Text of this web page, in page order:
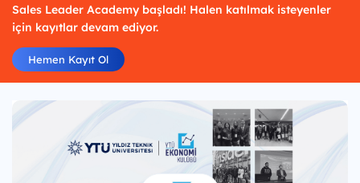
Sales Leader Academy başladı! Halen katılmak isteyenler
için kayıtlar devam ediyor.
Hemen Kayıt Ol